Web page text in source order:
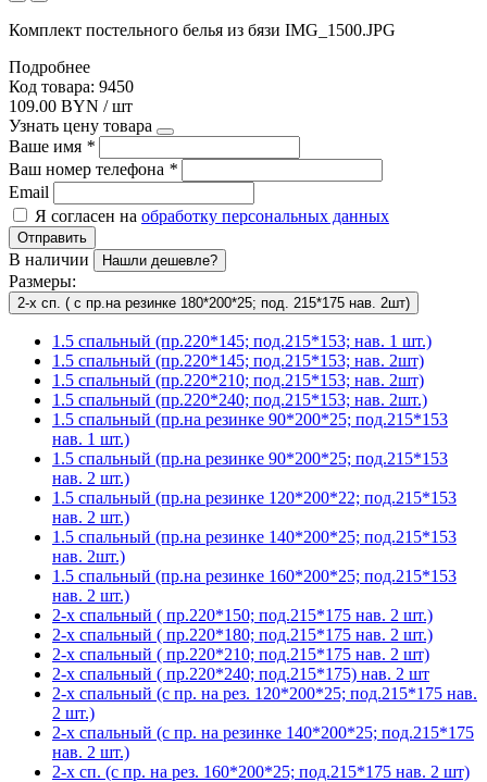
Комплект постельного белья из бязи IMG_1500.JPG
Подробнее
Код товара: 9450
109.00 BYN / шт
Узнать цену товара
Ваше имя *
Ваш номер телефона *
Email
Я согласен на обработку персональных данных
Отправить
В наличии Нашли дешевле?
Размеры:
2-х сп. ( с пр.на резинке 180*200*25; под. 215*175 нав. 2шт)
1.5 спальный (пр.220*145; под.215*153; нав. 1 шт.)
1.5 спальный (пр.220*145; под.215*153; нав. 2шт)
1.5 спальный (пр.220*210; под.215*153; нав. 2шт)
1.5 спальный (пр.220*240; под.215*153; нав. 2шт.)
1.5 спальный (пр.на резинке 90*200*25; под.215*153
нав. 1 шт.)
1.5 спальный (пр.на резинке 90*200*25; под.215*153
нав. 2 шт.)
1.5 спальный (пр.на резинке 120*200*22; под.215*153
нав. 2 шт.)
1.5 спальный (пр.на резинке 140*200*25; под.215*153
нав. 2шт.)
1.5 спальный (пр.на резинке 160*200*25; под.215*153
нав. 2 шт.)
2-х спальный ( пр.220*150; под.215*175 нав. 2 шт.)
2-х спальный ( пр.220*180; под.215*175 нав. 2 шт.)
2-х спальный ( пр.220*210; под.215*175 нав. 2 шт)
2-х спальный ( пр.220*240; под.215*175) нав. 2 шт
2-х спальный (с пр. на рез. 120*200*25; под.215*175 нав.
2 шт.)
2-х спальный (с пр. на резинке 140*200*25; под.215*175
нав. 2 шт.)
2-х сп. (с пр. на рез. 160*200*25; под.215*175 нав. 2 шт)